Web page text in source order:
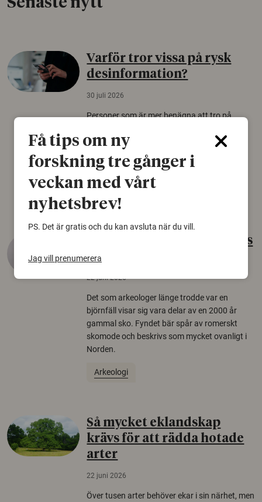
Senaste nytt
Varför tror vissa på rysk
desinformation?
30 juli 2026
Personer som är mer benägna att tro på
för rysk desinformation. Det visar en studie
från Försvarshögskolan med deltagare i fyra
europeiska länder.
Säkerhetspolitik
Gammalt skinn var Sveriges
äldsta sko
22 juni 2026
Det som arkeologer länge trodde var en
björnfäll visar sig vara delar av en 2000 år
gammal sko. Fyndet bär spår av romerskt
skomode och beskrivs som mycket ovanligt i
Norden.
Arkeologi
Så mycket eklandskap
krävs för att rädda hotade
arter
22 juni 2026
Över tusen arter behöver ekar i sin närhet, men
Få tips om ny
forskning tre gånger i
veckan med vårt
nyhetsbrev!
PS. Det är gratis och du kan avsluta när du vill.
Jag vill prenumerera